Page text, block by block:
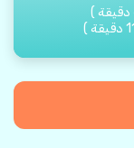
دقيقة )
دقيقة )